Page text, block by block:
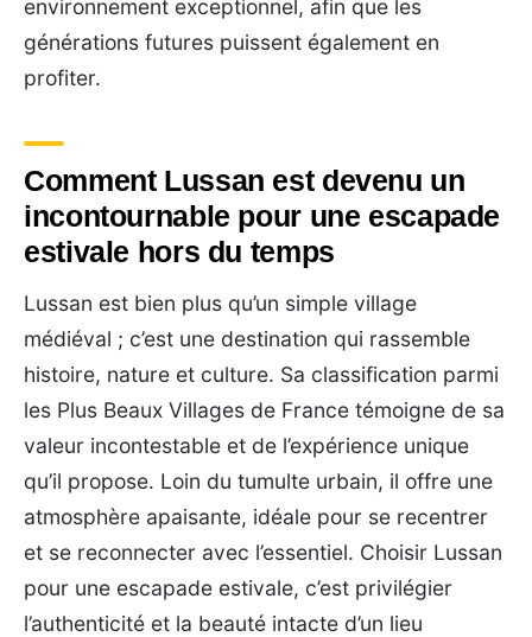
environnement exceptionnel, afin que les
générations futures puissent également en
profiter.
Comment Lussan est devenu un
incontournable pour une escapade
estivale hors du temps
Lussan est bien plus qu’un simple village
médiéval ; c’est une destination qui rassemble
histoire, nature et culture. Sa classification parmi
les Plus Beaux Villages de France témoigne de sa
valeur incontestable et de l’expérience unique
qu’il propose. Loin du tumulte urbain, il offre une
atmosphère apaisante, idéale pour se recentrer
et se reconnecter avec l’essentiel. Choisir Lussan
pour une escapade estivale, c’est privilégier
l’authenticité et la beauté intacte d’un lieu